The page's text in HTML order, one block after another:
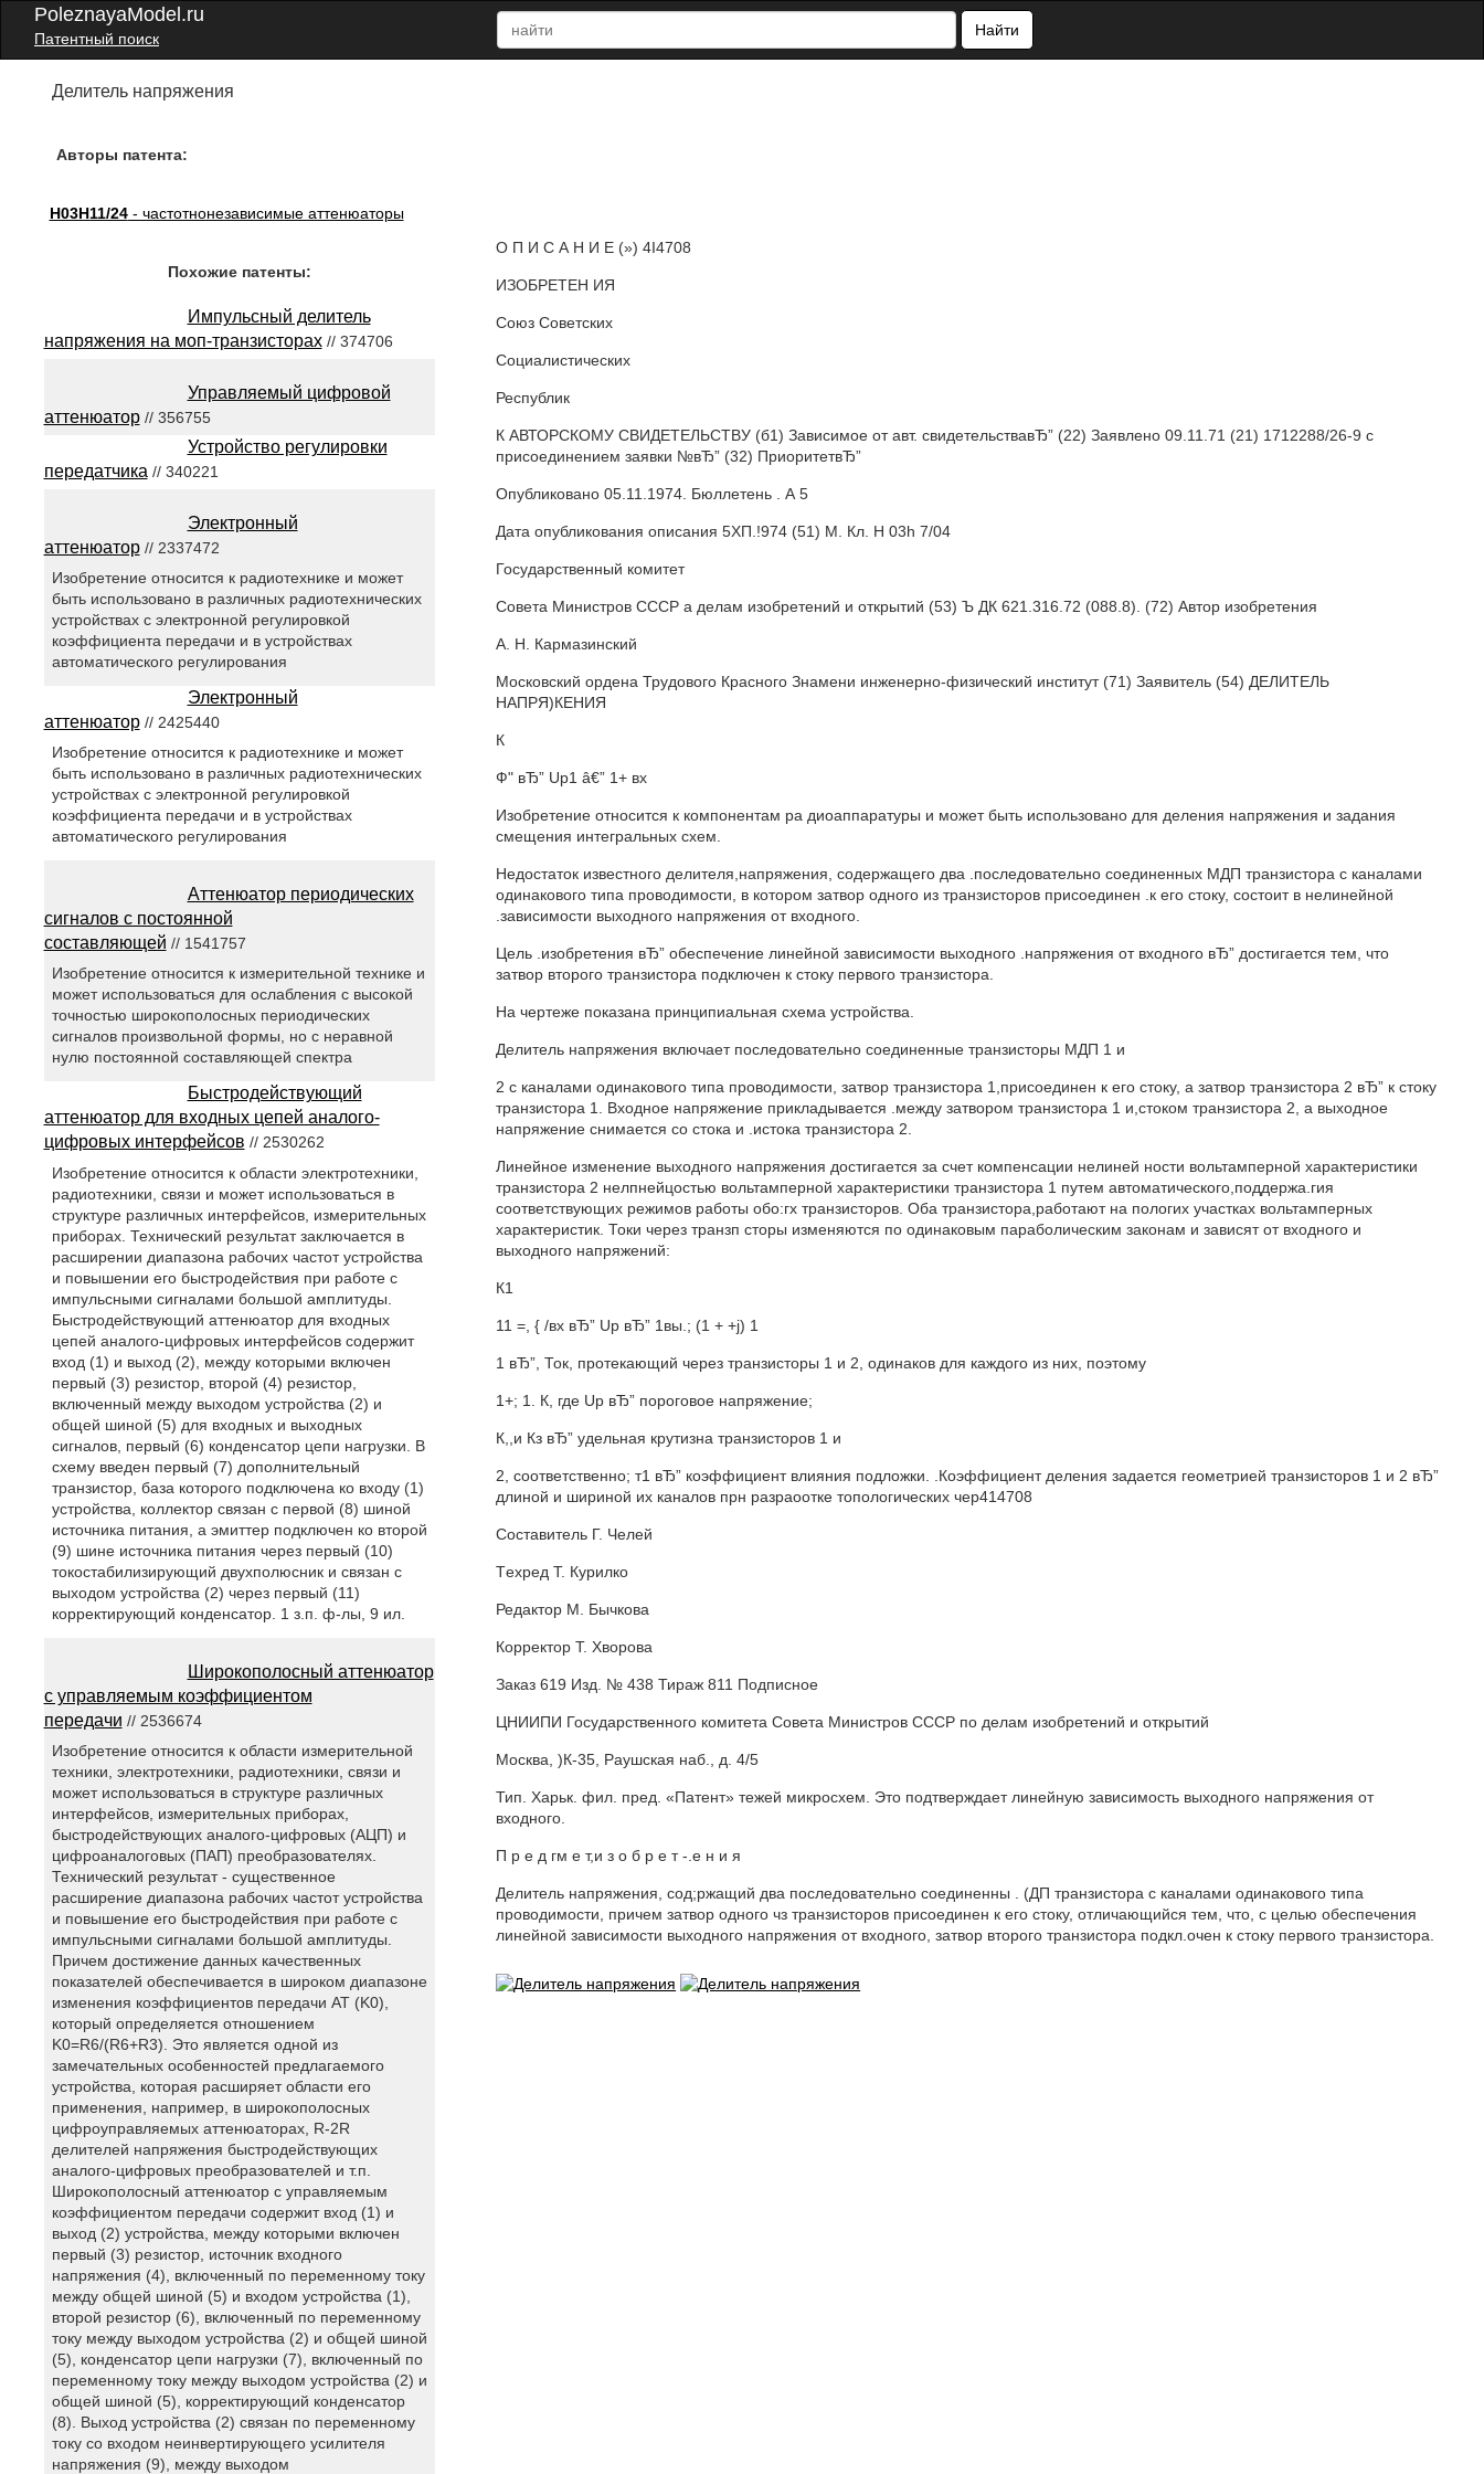
PoleznayaModel.ru
Патентный поиск
Найти
Делитель напряжения
Авторы патента:
H03H11/24- частотнонезависимые аттенюаторы
О П И С А Н И Е (») 4I4708
ИЗОБРЕТЕН ИЯ
Союз Советских
Социалистических
Республик
К АВТОРСКОМУ СВИДЕТЕЛЬСТВУ (б1) Зависимое от авт. свидетельствавЂ” (22) Заявлено 09.11.71 (21) 1712288/26-9 с
присоединением заявки №вЂ” (32) ПриоритетвЂ”
Опубликовано 05.11.1974. Бюллетень . А 5
Дата опубликования описания 5ХП.!974 (51) М. Кл. Н 03h 7/04
Государственный комитет
Совета Министров СССР а делам изобретений и открытий (53) Ъ ДК 621.316.72 (088.8). (72) Автор изобретения
А. Н. Кармазинский
Московский ордена Трудового Красного Знамени инженерно-физический институт (71) Заявитель (54) ДЕЛИТЕЛЬ
НАПРЯ)КЕНИЯ
К
Ф" вЂ” Up1 â€” 1+ вх
Изобретение относится к компонентам ра диоаппаратуры и может быть использовано для деления напряжения и задания
смещения интегральных схем.
Недостаток известного делителя,напряжения, содержащего два .последовательно соединенных МДП транзистора с каналами
одинакового типа проводимости, в котором затвор одного из транзисторов присоединен .к его стоку, состоит в нелинейной
.зависимости выходного напряжения от входного.
Цель .изобретения вЂ” обеспечение линейной зависимости выходного .напряжения от входного вЂ” достигается тем, что
затвор второго транзистора подключен к стоку первого транзистора.
На чертеже показана принципиальная схема устройства.
Делитель напряжения включает последовательно соединенные транзисторы МДП 1 и
2 с каналами одинакового типа проводимости, затвор транзистора 1,присоединен к его стоку, а затвор транзистора 2 вЂ” к стоку
транзистора 1. Входное напряжение прикладывается .между затвором транзистора 1 и,стоком транзистора 2, а выходное
напряжение снимается со стока и .истока транзистора 2.
Линейное изменение выходного напряжения достигается за счет компенсации нелиней ности вольтамперной характеристики
транзистора 2 нелпнейцостью вольтамперной характеристики транзистора 1 путем автоматического,поддержа.гия
соответствующих режимов работы обо:гх транзисторов. Оба транзистора,работают на пологих участках вольтамперных
характеристик. Токи через транзп сторы изменяются по одинаковым параболическим законам и зависят от входного и
выходного напряжений:
К1
11 =, { /вх вЂ” Up вЂ” 1вы.; (1 + +j) 1
1 вЂ”, Ток, протекающий через транзисторы 1 и 2, одинаков для каждого из них, поэтому
1+; 1. К, где Up вЂ” пороговое напряжение;
К,,и Кз вЂ” удельная крутизна транзисторов 1 и
2, соответственно; т1 вЂ” коэффициент влияния подложки. .Коэффициент деления задается геометрией транзисторов 1 и 2 вЂ”
длиной и шириной их каналов прн разраоотке топологических чер414708
Составитель Г. Челей
Техред Т. Курилко
Редактор М. Бычкова
Корректор Т. Хворова
Заказ 619 Изд. № 438 Тираж 811 Подписное
ЦНИИПИ Государственного комитета Совета Министров СССР по делам изобретений и открытий
Москва, )К-35, Раушская наб., д. 4/5
Тип. Харьк. фил. пред. «Патент» тежей микросхем. Это подтверждает линейную зависимость выходного напряжения от
входного.
П р е д гм е т,и з о б р e т -.е н и я
Делитель напряжения, сод;ржащий два последовательно соединенны . (ДП транзистора с каналами одинакового типа
проводимости, причем затвор одного чз транзисторов присоединен к его стоку, отличающийся тем, что, с целью обеспечения
линейной зависимости выходного напряжения от входного, затвор второго транзистора подкл.очен к стоку первого транзистора.
Похожие патенты:
Импульсный делитель
напряжения на моп-транзисторах// 374706
Управляемый цифровой
аттенюатор// 356755
Устройство регулировки
передатчика // 340221
Электронный
аттенюатор// 2337472
Изобретение относится к радиотехнике и может
быть использовано в различных радиотехнических
устройствах с электронной регулировкой
коэффициента передачи и в устройствах
автоматического регулирования
Электронный
аттенюатор// 2425440
Изобретение относится к радиотехнике и может
быть использовано в различных радиотехнических
устройствах с электронной регулировкой
коэффициента передачи и в устройствах
автоматического регулирования
Аттенюатор периодических
сигналов с постоянной
составляющей // 1541757
Изобретение относится к измерительной технике и
может использоваться для ослабления с высокой
точностью широкополосных периодических
сигналов произвольной формы, но с неравной
нулю постоянной составляющей спектра
Быстродействующий
аттенюатор для входных цепей аналого-
цифровых интерфейсов // 2530262
Изобретение относится к области электротехники,
радиотехники, связи и может использоваться в
структуре различных интерфейсов, измерительных
приборах. Технический результат заключается в
расширении диапазона рабочих частот устройства
и повышении его быстродействия при работе с
импульсными сигналами большой амплитуды.
Быстродействующий аттенюатор для входных
цепей аналого-цифровых интерфейсов содержит
вход (1) и выход (2), между которыми включен
первый (3) резистор, второй (4) резистор,
включенный между выходом устройства (2) и
общей шиной (5) для входных и выходных
сигналов, первый (6) конденсатор цепи нагрузки. В
схему введен первый (7) дополнительный
транзистор, база которого подключена ко входу (1)
устройства, коллектор связан с первой (8) шиной
источника питания, а эмиттер подключен ко второй
(9) шине источника питания через первый (10)
токостабилизирующий двухполюсник и связан с
выходом устройства (2) через первый (11)
корректирующий конденсатор. 1 з.п. ф-лы, 9 ил.
Широкополосный аттенюатор
с управляемым коэффициентом
передачи // 2536674
Изобретение относится к области измерительной
техники, электротехники, радиотехники, связи и
может использоваться в структуре различных
интерфейсов, измерительных приборах,
быстродействующих аналого-цифровых (АЦП) и
цифроаналоговых (ПАП) преобразователях.
Технический результат - существенное
расширение диапазона рабочих частот устройства
и повышение его быстродействия при работе с
импульсными сигналами большой амплитуды.
Причем достижение данных качественных
показателей обеспечивается в широком диапазоне
изменения коэффициентов передачи AT (K0),
который определяется отношением
K0=R6/(R6+R3). Это является одной из
замечательных особенностей предлагаемого
устройства, которая расширяет области его
применения, например, в широкополосных
цифроуправляемых аттенюаторах, R-2R
делителей напряжения быстродействующих
аналого-цифровых преобразователей и т.п.
Широкополосный аттенюатор с управляемым
коэффициентом передачи содержит вход (1) и
выход (2) устройства, между которыми включен
первый (3) резистор, источник входного
напряжения (4), включенный по переменному току
между общей шиной (5) и входом устройства (1),
второй резистор (6), включенный по переменному
току между выходом устройства (2) и общей шиной
(5), конденсатор цепи нагрузки (7), включенный по
переменному току между выходом устройства (2) и
общей шиной (5), корректирующий конденсатор
(8). Выход устройства (2) связан по переменному
току со входом неинвертирующего усилителя
напряжения (9), между выходом